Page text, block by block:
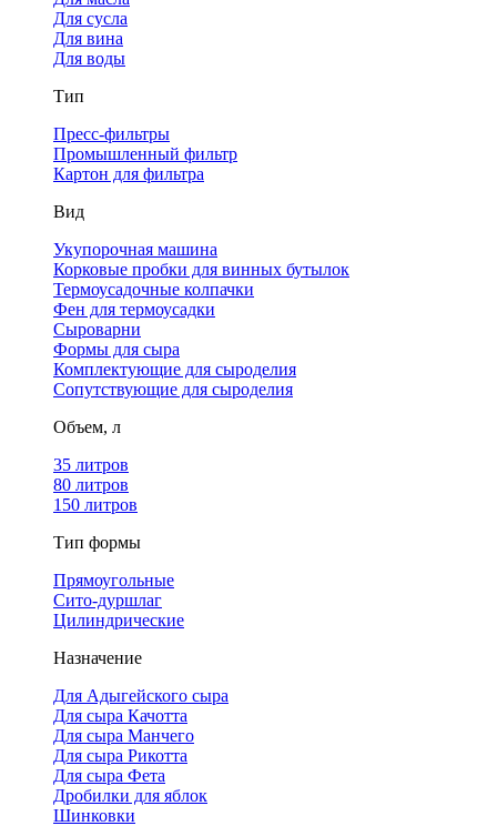
Для сусла
Для вина
Для воды
Тип
Пресс-фильтры
Промышленный фильтр
Картон для фильтра
Вид
Укупорочная машина
Корковые пробки для винных бутылок
Термоусадочные колпачки
Фен для термоусадки
Сыроварни
Формы для сыра
Комплектующие для сыроделия
Сопутствующие для сыроделия
Объем, л
35 литров
80 литров
150 литров
Тип формы
Прямоугольные
Сито-дуршлаг
Цилиндрические
Назначение
Для Адыгейского сыра
Для сыра Качотта
Для сыра Манчего
Для сыра Рикотта
Для сыра Фета
Дробилки для яблок
Шинковки